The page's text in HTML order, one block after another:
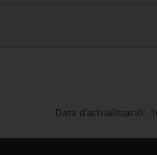
Data d'actualització: